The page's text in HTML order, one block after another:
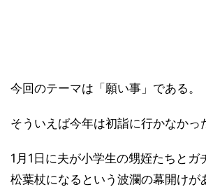
今回のテーマは「願い事」である。
そういえば今年は初詣に行かなかっ
1月1日に夫が小学生の甥姪たちとガ
松葉杖になるという波瀾の幕開けが